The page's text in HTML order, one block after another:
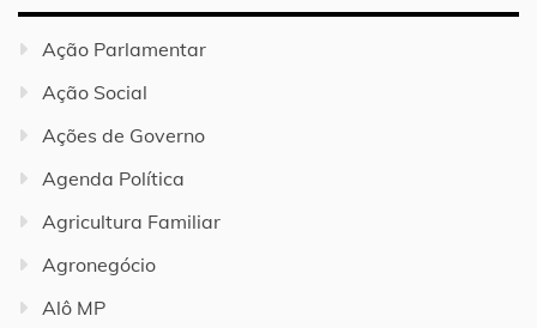
Ação Parlamentar
Ação Social
Ações de Governo
Agenda Política
Agricultura Familiar
Agronegócio
Alô MP